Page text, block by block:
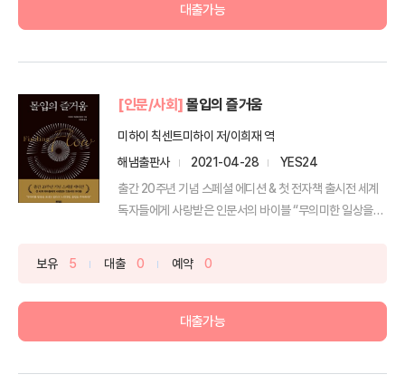
대출가능
[인문/사회] 몰입의 즐거움
미하이 칙센트미하이 저/이희재 역
해냄출판사
2021-04-28
YES24
출간 20주년 기념 스페셜 에디션 & 첫 전자책 출시전 세계
독자들에게 사랑받은 인문서의 바이블 “무의미한 일상을
보유 5 대출 0 예약 0
대출가능